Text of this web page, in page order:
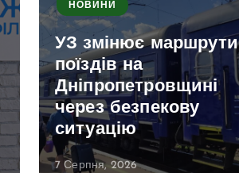
НОВИНИ
УЗ змінює маршрути
поїздів на
Дніпропетровщині
через безпекову
ситуацію
7 Серпня, 2026